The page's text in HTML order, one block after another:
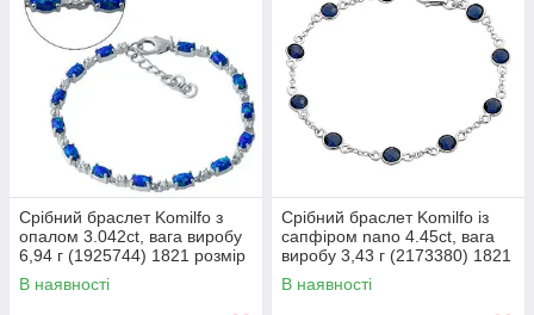
Срібний браслет Komilfo з
опалом 3.042ct, вага виробу
6,94 г (1925744) 1821 розмір
В наявності
Срібний браслет Komilfo із
сапфіром nano 4.45ct, вага
виробу 3,43 г (2173380) 1821
розмір
В наявності